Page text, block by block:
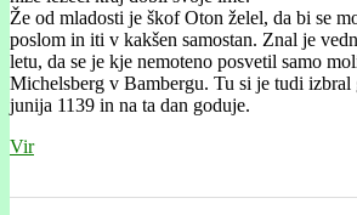
Že od mladosti je škof Oton želel, da bi se
poslom in iti v kakšen samostan. Znal je
letu, da se je kje nemoteno posvetil samo
Michelsberg v Bambergu. Tu si je tudi
junija 1139 in na ta dan goduje.
Vir